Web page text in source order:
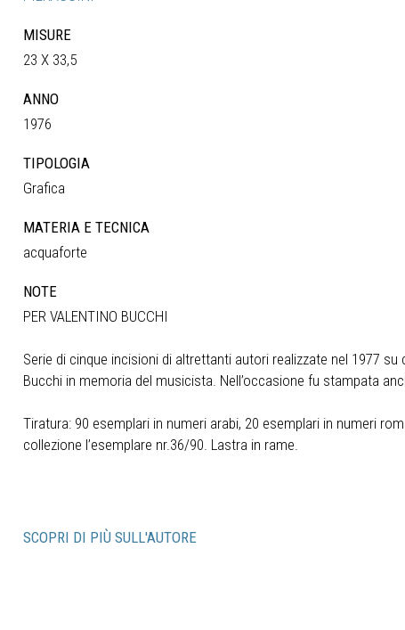
MISURE
23 X 33,5
ANNO
1976
TIPOLOGIA
Grafica
MATERIA E TECNICA
acquaforte
NOTE
PER VALENTINO BUCCHI
Serie di cinque incisioni di altrettanti autori realizzate nel 1977
Bucchi in memoria del musicista. Nell’occasione fu stampata
Tiratura: 90 esemplari in numeri arabi, 20 esemplari in numeri
collezione l’esemplare nr.36/90. Lastra in rame.
SCOPRI DI PIÙ SULL'AUTORE